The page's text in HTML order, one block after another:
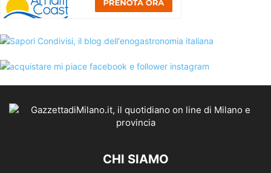
CHI SIAMO